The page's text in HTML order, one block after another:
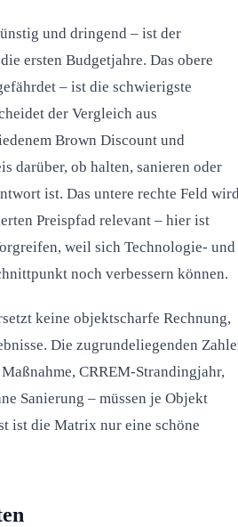
und dringend – ist der
ersten Budgetjahre. Das obere
– ist die schwierigste
der Vergleich aus
Brown Discount und
darüber, ob halten, sanieren oder
ist. Das untere rechte Feld
Preispfad relevant – hier ist
weil sich Technologie- und
noch verbessern können.
keine objektscharfe Rechnung,
Die zugrundeliegenden
CRREM-Strandingjahr,
Sanierung – müssen je Objekt
ist die Matrix nur eine schöne